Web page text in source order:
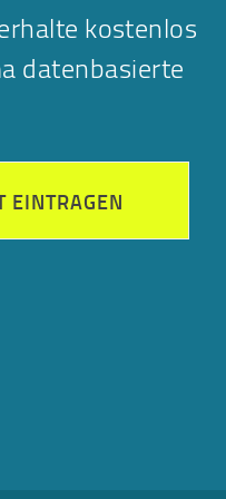
kostenlos
datenbasierte
EINTRAGEN